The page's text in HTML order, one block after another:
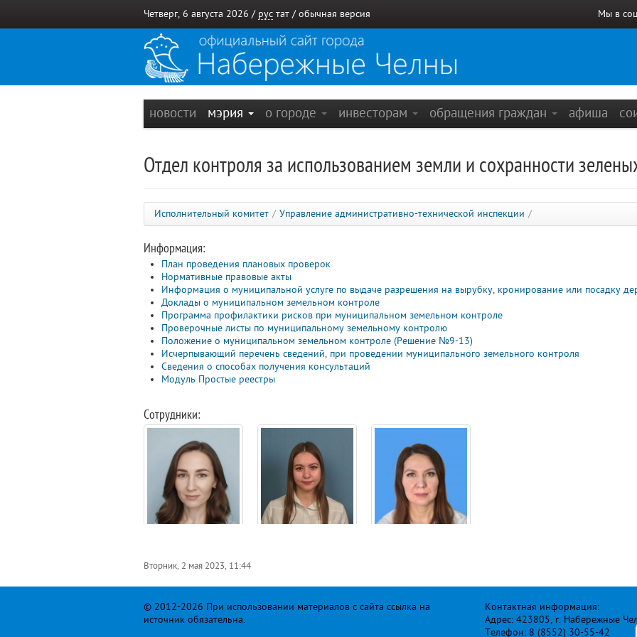
Четверг, 6 августа 2026 / рус тат / обычная версия Мы в
новости мэрия о городе инвесторам обращения граждан афиша
Отдел контроля за использованием земли и сохранности
Исполнительный комитет / Управление административно-технической инспекции /
Информация:
План проведения плановых проверок
Нормативные правовые акты
Информация о муниципальной услуге по выдаче разрешения на вырубку, кронирование или посадку
Доклады о муниципальном земельном контроле
Программа профилактики рисков при муниципальном земельном контроле
Проверочные листы по муниципальному земельному контролю
Положение о муниципальном земельном контроле (Решение №9-13)
Исчерпывающий перечень сведений, при проведении муниципального земельного контроля
Сведения о способах получения консультаций
Модуль Простые реестры
Сотрудники:
Вторник, 2 мая 2023, 11:44
© 2012-2026 При использовании материалов с сайта ссылка на
источник обязательна.
Контактная информация:
Адрес: 423805, г. Набережные
Телефон: 8 (8552) 30-55-42